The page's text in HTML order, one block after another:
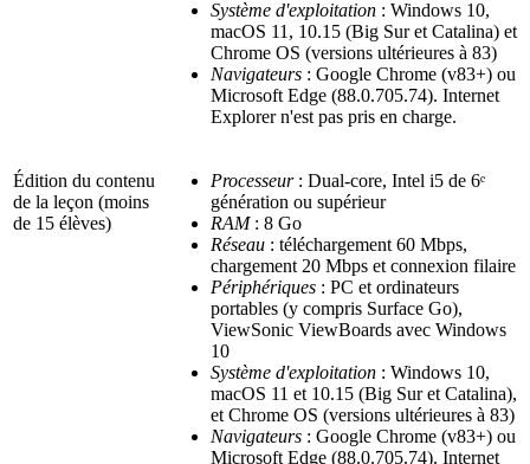
Système d'exploitation : Windows 10,
macOS 11, 10.15 (Big Sur et Catalina) et
Chrome OS (versions ultérieures à 83)
Navigateurs : Google Chrome (v83+) ou
Microsoft Edge (88.0.705.74). Internet
Explorer n'est pas pris en charge.
Édition du contenu
de la leçon (moins
de 15 élèves)
Processeur: Dual-core, Intel i5 de 6ᵉ
génération ou supérieur
RAM: 8 Go
Réseau : téléchargement 60 Mbps,
chargement 20 Mbps et connexion filaire
Périphériques : PC et ordinateurs
portables (y compris Surface Go),
ViewSonic ViewBoards avec Windows
10
Système d'exploitation : Windows 10,
macOS 11 et 10.15 (Big Sur et Catalina),
et Chrome OS (versions ultérieures à 83)
Navigateurs : Google Chrome (v83+) ou
Microsoft Edge (88.0.705.74). Internet